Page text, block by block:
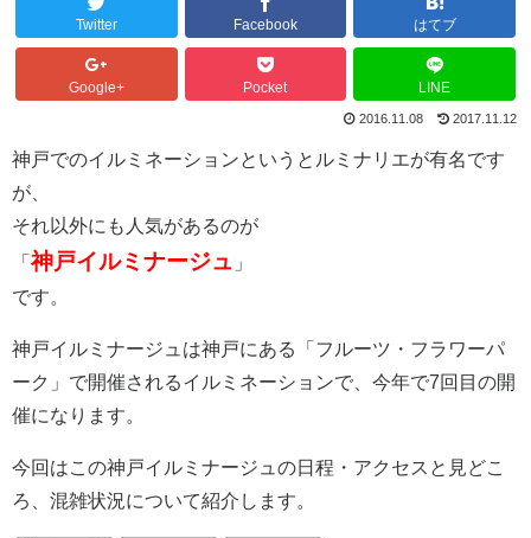
Twitter Facebook はてブ
Google+ Pocket LINE
2016.11.08 2017.11.12
神戸でのイルミネーションというとルミナリエが有名です
が、
それ以外にも人気があるのが
「神戸イルミナージュ 」
です。
神戸イルミナージュは神戸にある「フルーツ・フラワーパ
ーク」で開催されるイルミネーションで、今年で7回目の開
催になります。
今回はこの神戸イルミナージュの日程・アクセスと見どこ
ろ、混雑状況について紹介します。